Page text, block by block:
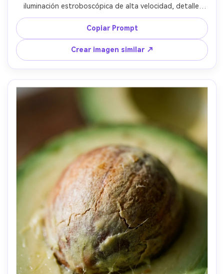
iluminación estroboscópica de alta velocidad, detalle
ultra nítido, estilo dinámico de anuncio comercial de
comida, capturado con lente de 100mm, reflejos claros,
contraste dramático, movimiento congelado fotorealista
--ar 4:5
Copiar Prompt
Crear imagen similar ↗